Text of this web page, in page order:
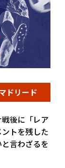
ドリード
後に「レア
トを残した
言わざるを